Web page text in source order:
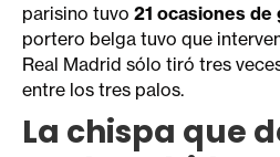
parisino tuvo 21 ocasiones de
portero belga tuvo que
Real Madrid sólo tiró tres
entre los tres palos.
La chispa que